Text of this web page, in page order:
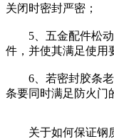
关闭时密封严密；
5、五金配件松动
件，并使其满足使用
6、若密封胶条老
条要同时满足防火门
关于如何保证钢质